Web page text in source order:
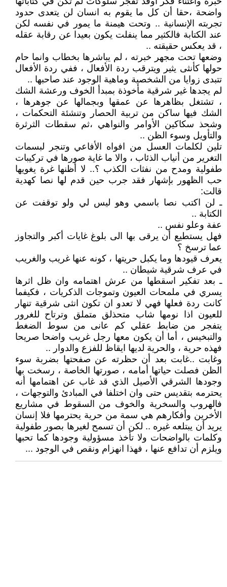
واضحة ،حقا أن كل ما يقوم به انسان لن يتعدى حدود
تجربته الإنسانية .. وتحت هيمنة ما يمور في نفسه لكن
عند الكتابة فالكثير مما ينفلت يكون بعيدا عن رقابة عقله
، قد يعكس حقيقته ..
وضعها تحت مجهر خبرته ، لم يباشرها بخطاب وانما حام
حولها كأنثى يثير ويترقب ردة الأفعال ، ففي ردة الأفعال
تتبدى زوايا من الشخصية وماهية الوجود عند صاحبها ..
لم يجدها غير شرقية مأخوذة بمبدأ الخوف ورعشة الشك
، تشتغل بظاهرها عن عمقها وبجمالها عن جوهرها ،
الشك فيها ساكن من تربية الحصار وتنشئة التحكمات ،
وشحذ سكاكين الأوامر والنواهي ،ثم سقطات الثرثرة
والتأويل وسوء الظن ..
تلين لكلمات العسل من افواه الأفاعي وتنجر لبسمات
التغرير من أنياب الذئاب ، والا ما غاية صورها في تركيبات
طفولية ومدح من نفثات الكذب ؟.. لا أظنها غرة يغويها
حب الظهور بإشهار فقد جرب حين قدم لها نصا كهدية
قالت:
ـ لن اكتب نصا باسمي وهو ليس لي ولو توقفت عن
الكتابة ..
عفة وعلو نفس ..
فهل يستطيع أن يرقى بها الى بلوغ غايات أكبر والتجاوز
عما ترسخ ؟
يعرف قيودها وما يكبل حريتها ، كونه عنها غريب والغريب
في عرف شرقية شيطان ..
ـ بعد تفكير اسقطها من عرش اهتمامه وان ظل اثرها
يسري في ملمحات العيون وتموجات الذكريات ، فكيفما
كانت ردة فعلها فهي لا تعدو ان تكون انثى شرقية تنهار
للعيون اذا نومها شاب متحذلق متملق وترتاح للغرور
يتفجر من ضابط عقلي كم عانى من سوط الضغط
والتبخيس ، أما أن يكون معها رجل غريب واضحا صريحا
فهذه حرية ، والحرية لديها ايقاظ للفزع والدوار ..
وغابت ..غابت بعد أن حظرته عن صفحتها بضربة سوء
الظن فصلت حياتها أمامه ، صورتها الخاصة ، رسخت بها
وجودها الشرقي الأصيل الذي قد غاب عن اهتمامها أنه
يحترمه بتقديس حتى وان اختلفا في المبادئ والتوجهات ،
فالهروب والسخرية والخوف من السقوط في مشاريع
الأخرين وأفكارهم هي سمة من حرية يحترمها فلا إنسان
يريد أن يبتلعه غيره .. لكن أن تسمح لغيرها بصور طفولية
وكلمات بالواضحات ولا تأخذ مسؤولية وجودها كما تحبها
ويلزم أن تدافع عنها ، فهذا انهزام ونقص في الوجود ...